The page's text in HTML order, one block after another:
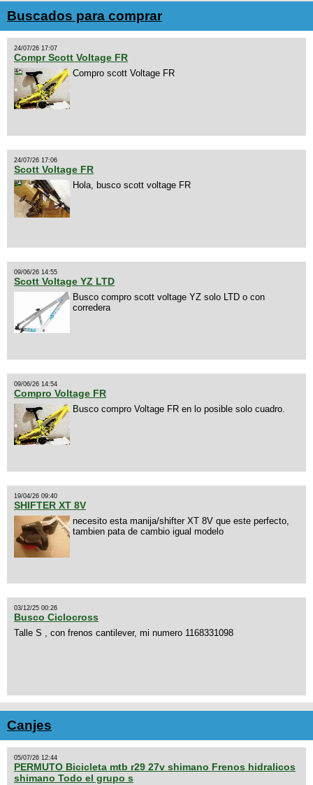
Buscados para comprar
24/07/26 17:07
Compr Scott Voltage FR
Compro scott Voltage FR
24/07/26 17:06
Scott Voltage FR
Hola, busco scott voltage FR
09/06/26 14:55
Scott Voltage YZ LTD
Busco compro scott voltage YZ solo LTD o con
corredera
09/06/26 14:54
Compro Voltage FR
Busco compro Voltage FR en lo posible solo cuadro.
19/04/26 09:40
SHIFTER XT 8V
necesito esta manija/shifter XT 8V que este perfecto,
tambien pata de cambio igual modelo
03/12/25 00:26
Busco Ciclocross
Talle S , con frenos cantilever, mi numero 1168331098
Canjes
05/07/26 12:44
PERMUTO Bicicleta mtb r29 27v shimano Frenos hidralicos
shimano Todo el grupo s